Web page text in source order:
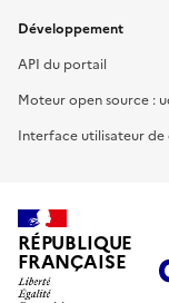
Développement
API du portail
Moteur open source :
Interface utilisateur
RÉPUBLIQUE
FRANÇAISE